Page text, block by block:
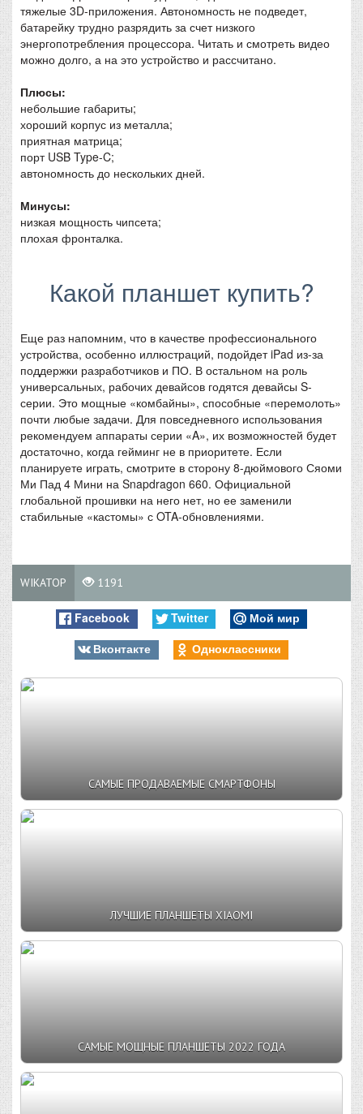
тяжелые 3D-приложения. Автономность не подведет,
батарейку трудно разрядить за счет низкого
энергопотребления процессора. Читать и смотреть видео
можно долго, а на это устройство и рассчитано.
Плюсы:
небольшие габариты;
хороший корпус из металла;
приятная матрица;
порт USB Type-C;
автономность до нескольких дней.
Минусы:
низкая мощность чипсета;
плохая фронталка.
Какой планшет купить?
Еще раз напомним, что в качестве профессионального
устройства, особенно иллюстраций, подойдет iPad из-за
поддержки разработчиков и ПО. В остальном на роль
универсальных, рабочих девайсов годятся девайсы S-
серии. Это мощные «комбайны», способные «перемолоть»
почти любые задачи. Для повседневного использования
рекомендуем аппараты серии «A», их возможностей будет
достаточно, когда гейминг не в приоритете. Если
планируете играть, смотрите в сторону 8-дюймового Сяоми
Ми Пад 4 Мини на Snapdragon 660. Официальной
глобальной прошивки на него нет, но ее заменили
стабильные «кастомы» с OTA-обновлениями.
WIKATOP 1191
Facebook Twitter
Мой мир
Вконтакте
Одноклассники
САМЫЕ ПРОДАВАЕМЫЕ СМАРТФОНЫ
ЛУЧШИЕ ПЛАНШЕТЫ XIAOMI
САМЫЕ МОЩНЫЕ ПЛАНШЕТЫ 2022 ГОДА